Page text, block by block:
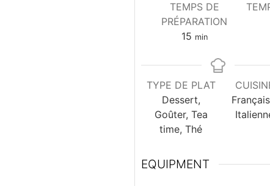
TEMPS DE
PRÉPARATION
15minutes
min
TYPE DE PLAT
Dessert,
Goûter, Tea
time, Thé
EQUIPMENT